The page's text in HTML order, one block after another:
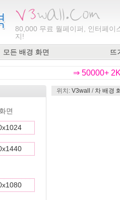
80,000 무료 월페이퍼, 인터페이
지!
모든 배경 화면 뜨
⇒ 50000+
면
위치: V3wall / 차 배경